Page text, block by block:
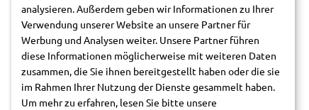
analysieren. Außerdem geben wir Informationen zu Ihrer
Verwendung unserer Website an unsere Partner für
Werbung und Analysen weiter. Unsere Partner führen
diese Informationen möglicherweise mit weiteren Daten
zusammen, die Sie ihnen bereitgestellt haben oder die sie
im Rahmen Ihrer Nutzung der Dienste gesammelt haben.
Um mehr zu erfahren, lesen Sie bitte unsere